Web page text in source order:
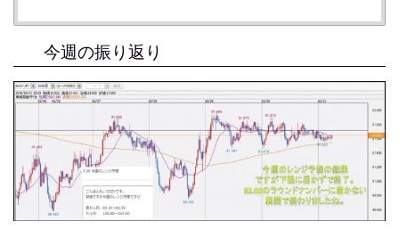
今週の振り返り